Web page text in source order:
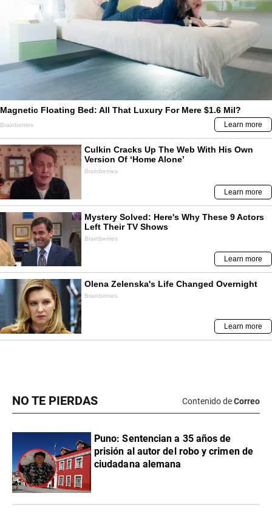
NO TE PIERDAS Contenido deCorreo
Puno: Sentencian a 35 años de
prisión al autor del robo y crimen de
ciudadana alemana